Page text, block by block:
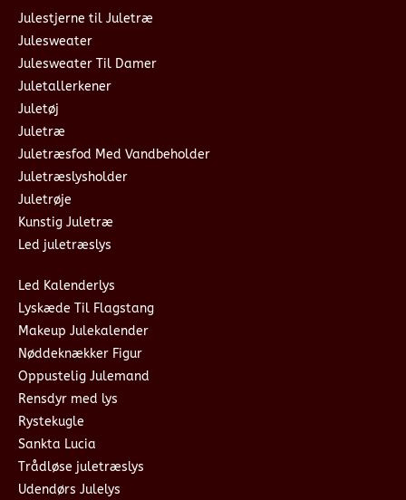
Julestjerne til Juletræ
Julesweater
Julesweater Til Damer
Juletallerkener
Juletøj
Juletræ
Juletræsfod Med Vandbeholder
Juletræslysholder
Juletrøje
Kunstig Juletræ
Led juletræslys
Led Kalenderlys
Lyskæde Til Flagstang
Makeup Julekalender
Nøddeknækker Figur
Oppustelig Julemand
Rensdyr med lys
Rystekugle
Sankta Lucia
Trådløse juletræslys
Udendørs Julelys